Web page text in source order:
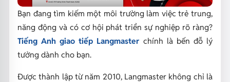
Bạn đang tìm kiếm một môi trường làm việc trẻ trung,
năng động và có cơ hội phát triển sự nghiệp rõ ràng?
Tiếng Anh giao tiếp Langmaster chính là bến đỗ lý
tưởng dành cho bạn.
Được thành lập từ năm 2010, Langmaster không chỉ là